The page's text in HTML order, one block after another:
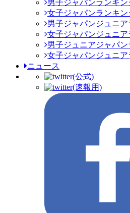
男子ジャパンランキン
女子ジャパンランキン
男子ジャパンジュニア
女子ジャパンジュニア
男子ジュニアジャパン
女子ジャパンジュニア
ニュース
(公式)
(速報用)